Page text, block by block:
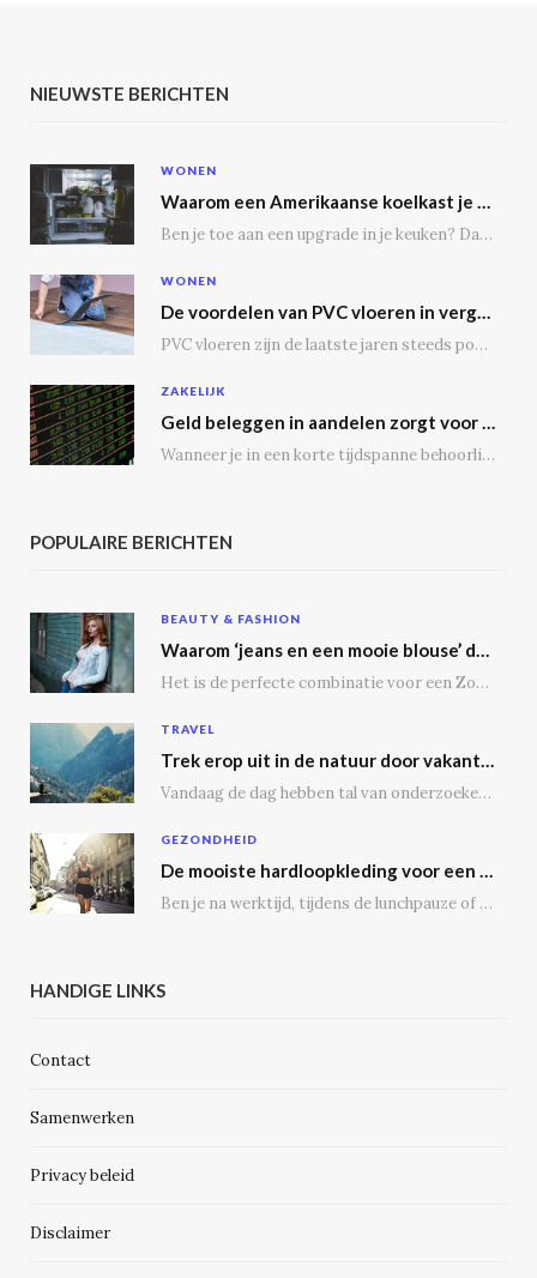
NIEUWSTE BERICHTEN
WONEN
Waarom een Amerikaanse koelkast je keuken transformeert
Ben je toe aan een upgrade in je keuken? Dan is een Amerikaanse koelkast misschien…
WONEN
De voordelen van PVC vloeren in vergelijking met houten vloeren
PVC vloeren zijn de laatste jaren steeds populairder geworden, en dat is niet zonder reden.…
ZAKELIJK
Geld beleggen in aandelen zorgt voor een passief inkomen
Wanneer je in een korte tijdspanne behoorlijke winst wil maken, is het geen slecht idee…
POPULAIRE BERICHTEN
BEAUTY & FASHION
Waarom ‘jeans en een mooie blouse’ dé outfit is
Het is de perfecte combinatie voor een Zoomgesprek, lunchdate of een dagje shoppen. Bij een…
TRAVEL
Trek erop uit in de natuur door vakantie te vieren op een camping
Vandaag de dag hebben tal van onderzoeken aangetoond dat vakantie vieren op een camping tal…
GEZONDHEID
De mooiste hardloopkleding voor een gezonde geest en voor de echte outdoor hardloper
Ben je na werktijd, tijdens de lunchpauze of in het weekend regelmatig op de weg,…
HANDIGE LINKS
Contact
Samenwerken
Privacy beleid
Disclaimer